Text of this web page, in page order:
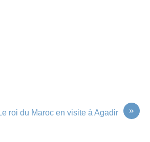
»
roi du Maroc en visite à Agadir